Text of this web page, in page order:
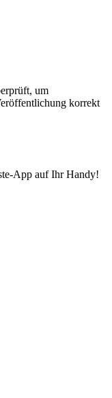
um
korrekt
App auf Ihr Handy!